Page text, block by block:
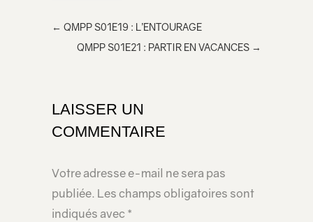
dans
← QMPP S01E19 : L’ENTOURAGE
QMPP S01E21 : PARTIR EN VACANCES →
LAISSER UN
COMMENTAIRE
Votre adresse e-mail ne sera pas
publiée. Les champs obligatoires sont
indiqués avec *